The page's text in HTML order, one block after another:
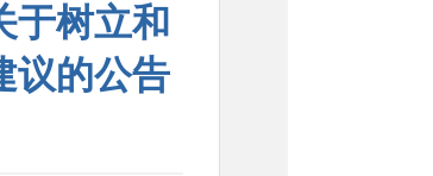
于树立和
议的公告